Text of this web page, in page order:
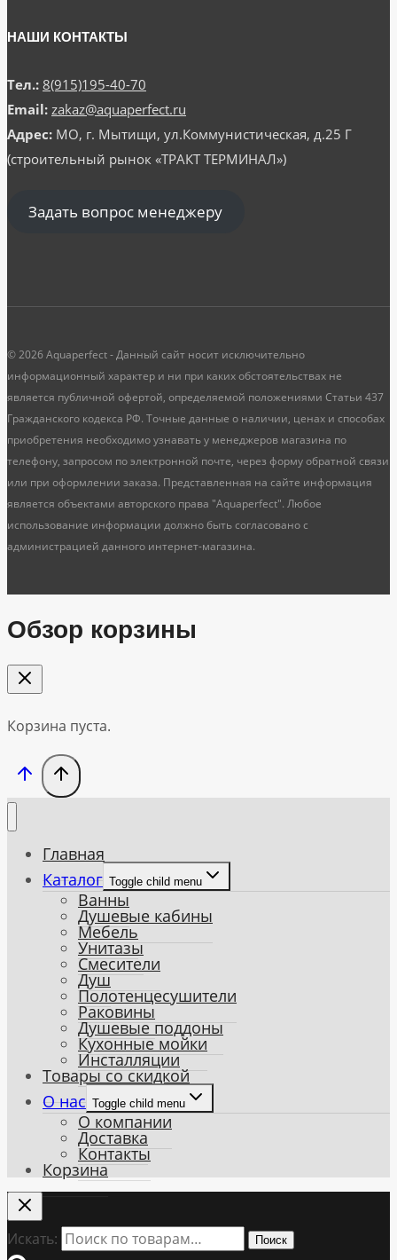
НАШИ КОНТАКТЫ
Тел.: 8(915)195-40-70
Email: zakaz@aquaperfect.ru
Адрес: МО, г. Мытищи, ул.Коммунистическая, д.25 Г
(строительный рынок «ТРАКТ ТЕРМИНАЛ»)
Задать вопрос менеджеру
© 2026 Aquaperfect - Данный сайт носит исключительно
информационный характер и ни при каких обстоятельствах не
является публичной офертой, определяемой положениями Статьи 437
Гражданского кодекса РФ. Точные данные о наличии, ценах и способах
приобретения необходимо узнавать у менеджеров магазина по
телефону, запросом по электронной почте, через форму обратной связи
или при оформлении заказа. Представленная на сайте информация
является объектами авторского права "Aquaperfect". Любое
использование информации должно быть согласовано с
администрацией данного интернет-магазина.
Обзор корзины
Корзина пуста.
Главная
Каталог Toggle child menu
Ванны
Душевые кабины
Мебель
Унитазы
Смесители
Душ
Полотенцесушители
Раковины
Душевые поддоны
Кухонные мойки
Инсталляции
Товары со скидкой
О нас Toggle child menu
О компании
Доставка
Контакты
Корзина
Искать: Поиск